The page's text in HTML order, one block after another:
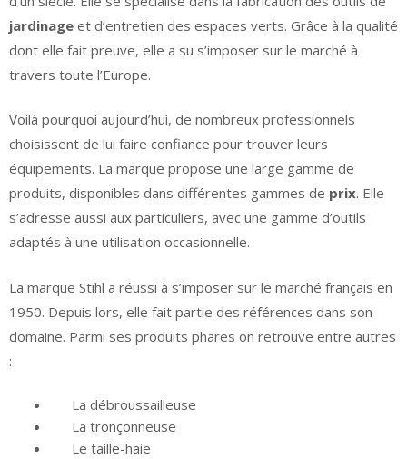
jardinage et d’entretien des espaces verts. Grâce à la qualité
dont elle fait preuve, elle a su s’imposer sur le marché à
travers toute l’Europe.
Voilà pourquoi aujourd’hui, de nombreux professionnels
choisissent de lui faire confiance pour trouver leurs
équipements. La marque propose une large gamme de
produits, disponibles dans différentes gammes de prix. Elle
s’adresse aussi aux particuliers, avec une gamme d’outils
adaptés à une utilisation occasionnelle.
La marque Stihl a réussi à s’imposer sur le marché français en
1950. Depuis lors, elle fait partie des références dans son
domaine. Parmi ses produits phares on retrouve entre autres
:
La débroussailleuse
La tronçonneuse
Le taille-haie